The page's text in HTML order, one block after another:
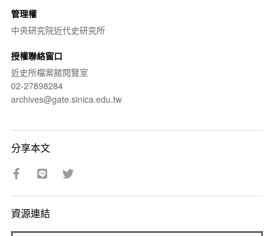
管理權
中央研究院近代史研究所
授權聯絡窗口
近史所檔案館閱覽室
02-27898284
archives@gate.sinica.edu.tw
分享本文
資源連結